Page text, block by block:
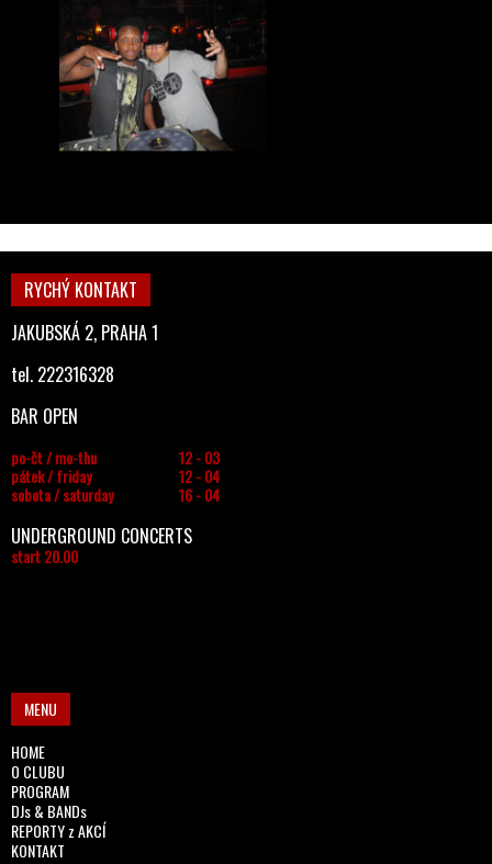
RYCHÝ KONTAKT
JAKUBSKÁ 2, PRAHA 1
tel. 222316328
BAR OPEN
po-čt / mo-thu
12 - 03
pátek / friday
12 - 04
sobota / saturday
16 - 04
UNDERGROUND CONCERTS
start 20.00
MENU
HOME
O CLUBU
PROGRAM
DJs & BANDs
REPORTY z AKCÍ
KONTAKT